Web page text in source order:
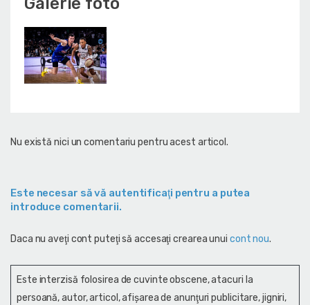
Nu există nici un comentariu pentru acest articol.
Este necesar să vă autentificaţi pentru a putea
introduce comentarii.
Daca nu aveţi cont puteţi să accesaţi crearea unui cont nou.
Este interzisă folosirea de cuvinte obscene, atacuri la
persoană, autor, articol, afişarea de anunţuri publicitare, jigniri,